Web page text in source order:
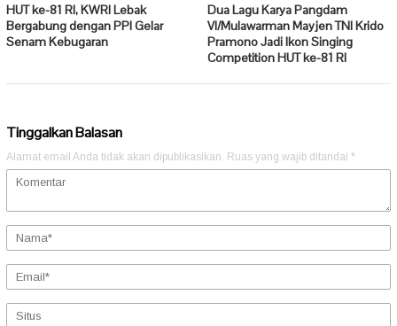
HUT ke-81 RI, KWRI Lebak
Bergabung dengan PPI Gelar
Senam Kebugaran
Dua Lagu Karya Pangdam
VI/Mulawarman Mayjen TNI Krido
Pramono Jadi Ikon Singing
Competition HUT ke-81 RI
Tinggalkan Balasan
Alamat email Anda tidak akan dipublikasikan. Ruas yang wajib ditandai *